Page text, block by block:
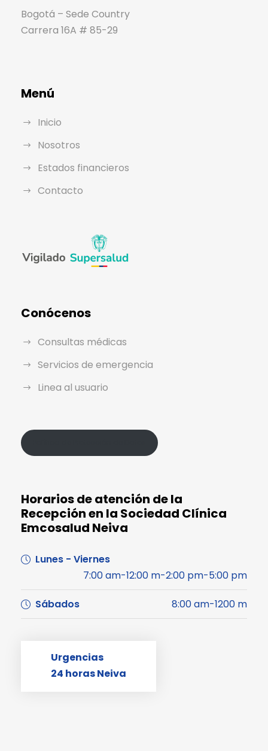
Bogotá – Sede Country
Carrera 16A # 85-29
Menú
Inicio
Nosotros
Estados financieros
Contacto
Conócenos
Consultas médicas
Servicios de emergencia
Linea al usuario
Horarios de atención de la
Recepción en la Sociedad Clínica
Emcosalud Neiva
Lunes - Viernes
7:00 am-12:00 m-2:00 pm-5:00 pm
Sábados 8:00 am-1200 m
Urgencias
24 horas Neiva